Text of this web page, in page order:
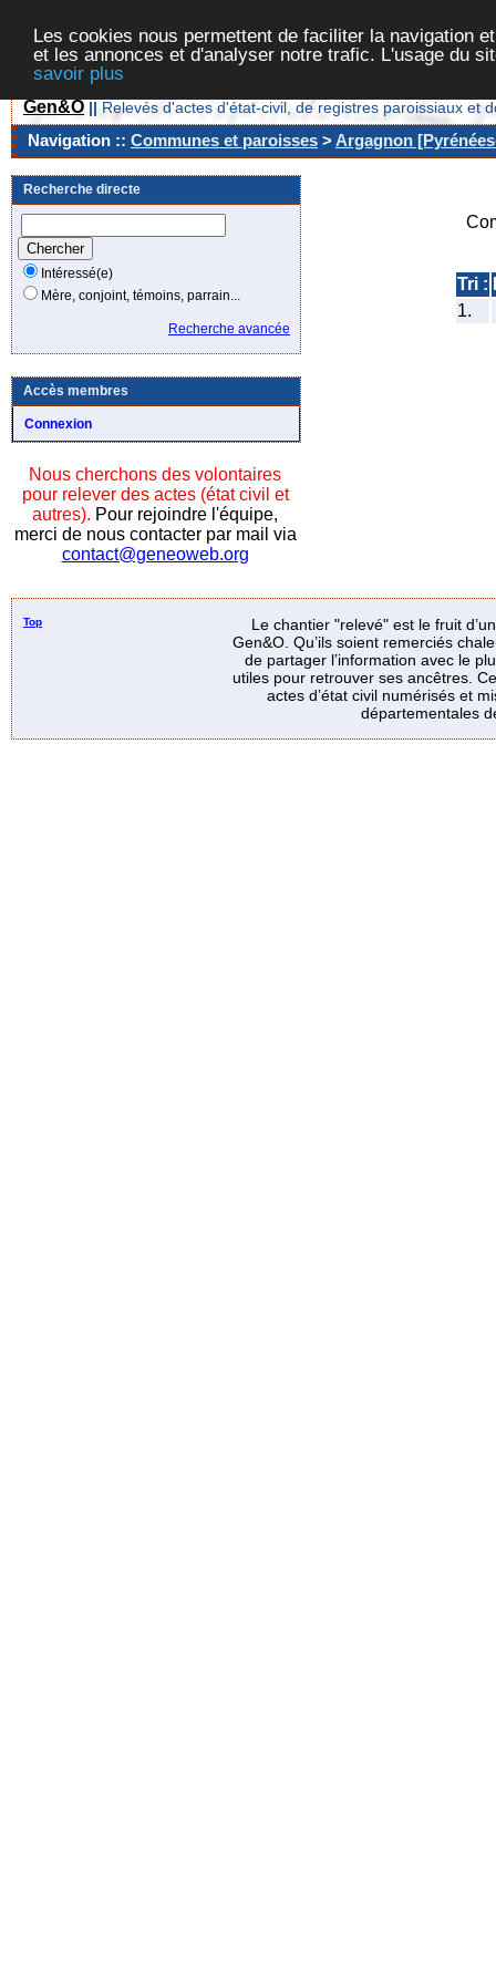
Les cookies nous permettent de faciliter la navigation
et les annonces et d'analyser notre trafic. L'usage du
savoir plus
Gen&O || Relevés d'actes d'état-civil, de registres paroissiaux et
Navigation :: Communes et paroisses >Argagnon
Recherche directe
Intéressé(e)
Mère, conjoint, témoins, parrain...
Recherche avancée
Accès membres
Connexion
Nous cherchons des volontaires
pour relever des actes (état civil et
autres). Pour rejoindre l'équipe,
merci de nous contacter par mail via
contact@geneoweb.org
Tri :
1.
Top
Le chantier "relevé" est le fruit
Gen&O. Qu’ils soient remerciés
de partager l’information avec le
utiles pour retrouver ses ancêtres.
actes d’état civil numérisés et
départementales